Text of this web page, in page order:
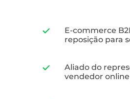
E-commerce
reposição para
Aliado do
vendedor